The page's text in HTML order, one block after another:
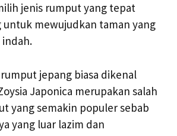
jenis rumput yang tepat
untuk mewujudkan taman yang
jepang biasa dikenal
Japonica merupakan salah
yang semakin populer sebab
yang luar lazim dan